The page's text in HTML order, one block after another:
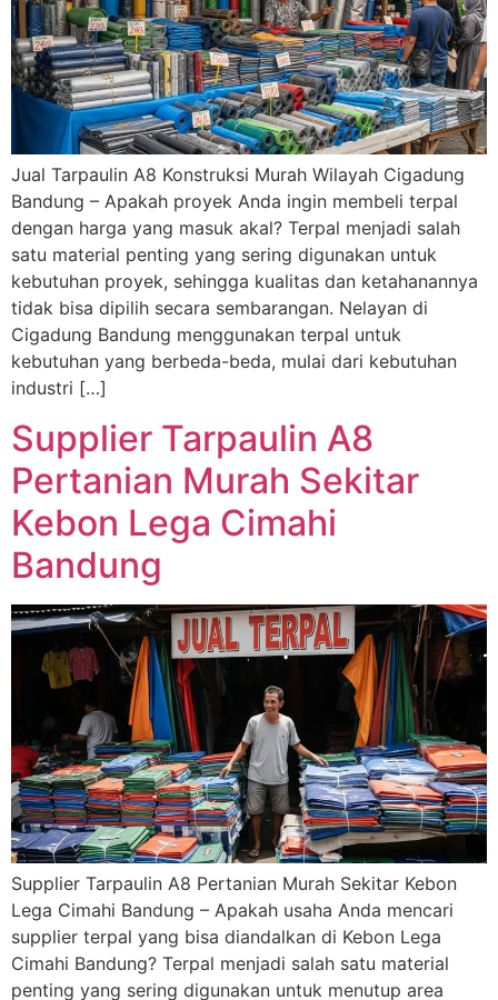
Jual Tarpaulin A8 Konstruksi Murah Wilayah Cigadung
Bandung – Apakah proyek Anda ingin membeli terpal
dengan harga yang masuk akal? Terpal menjadi salah
satu material penting yang sering digunakan untuk
kebutuhan proyek, sehingga kualitas dan ketahanannya
tidak bisa dipilih secara sembarangan. Nelayan di
Cigadung Bandung menggunakan terpal untuk
kebutuhan yang berbeda-beda, mulai dari kebutuhan
industri […]
Supplier Tarpaulin A8
Pertanian Murah Sekitar
Kebon Lega Cimahi
Bandung
Supplier Tarpaulin A8 Pertanian Murah Sekitar Kebon
Lega Cimahi Bandung – Apakah usaha Anda mencari
supplier terpal yang bisa diandalkan di Kebon Lega
Cimahi Bandung? Terpal menjadi salah satu material
penting yang sering digunakan untuk menutup area